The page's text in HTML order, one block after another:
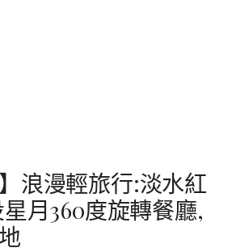
浪漫輕旅行:淡水紅
月360度旋轉餐廳,